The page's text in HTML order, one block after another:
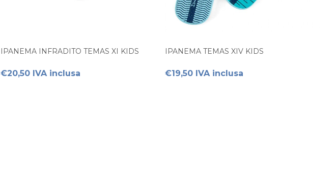
IPANEMA INFRADITO TEMAS XI KIDS
€20,50 IVA inclusa
IPANEMA TEMAS XIV KIDS
€19,50 IVA inclusa